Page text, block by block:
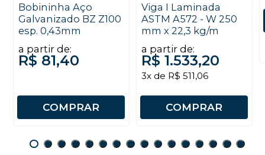
Bobininha Aço
Galvanizado BZ Z100
esp. 0,43mm
a partir de:
R$ 81,40
COMPRAR
Viga I Laminada
ASTM A572 - W 250
mm x 22,3 kg/m
a partir de:
R$ 1.533,20
3x de R$ 511,06
COMPRAR